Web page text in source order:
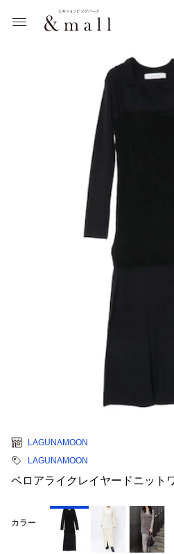
LAGUNAMOON
LAGUNAMOON
ベロアライクレイヤードニット
カラー